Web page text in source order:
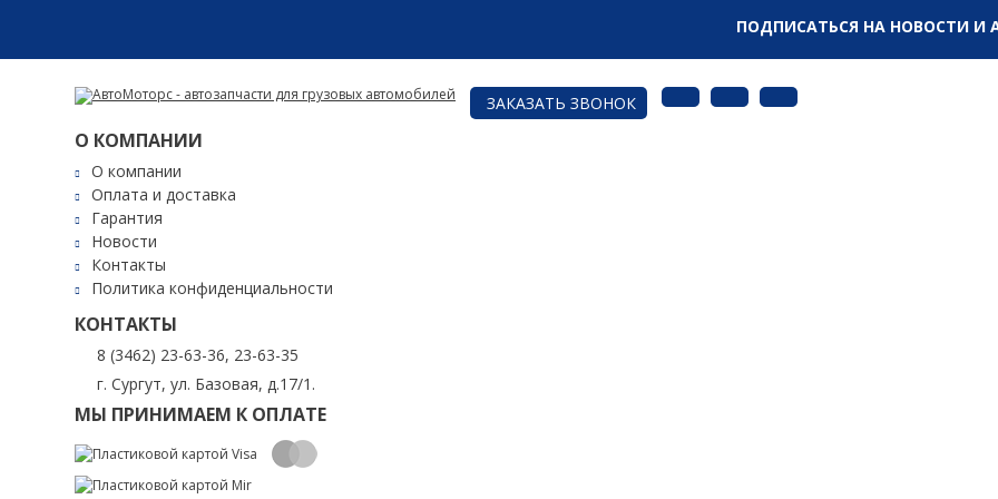
ПОДПИСАТЬСЯ НА НОВОСТИ И
ЗАКАЗАТЬ ЗВОНОК
О КОМПАНИИ
О компании
Оплата и доставка
Гарантия
Новости
Контакты
Политика конфиденциальности
КОНТАКТЫ
8 (3462) 23-63-36, 23-63-35
г. Сургут, ул. Базовая, д.17/1.
МЫ ПРИНИМАЕМ К ОПЛАТЕ